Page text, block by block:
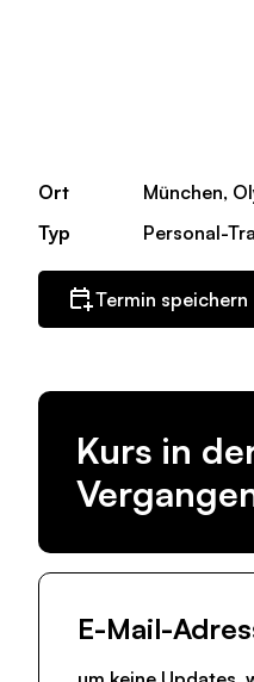
Ort
München,
Typ
Personal-
Termin speichern
Kurs in
E-Mail-